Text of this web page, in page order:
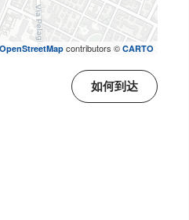
OpenStreetMapcontributors © CARTO
如何到达